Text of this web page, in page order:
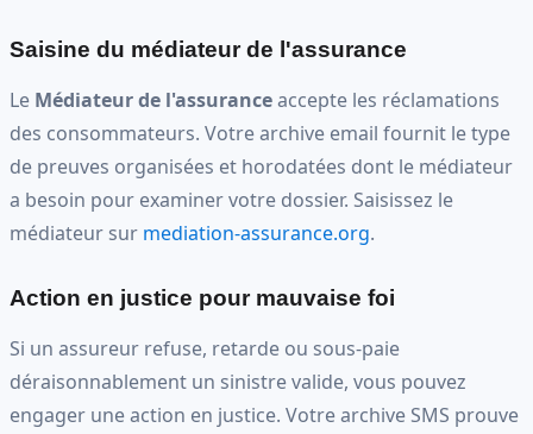
Saisine du médiateur de l'assurance
Le Médiateur de l'assuranceaccepte les réclamations
des consommateurs. Votre archive email fournit le type
de preuves organisées et horodatées dont le médiateur
a besoin pour examiner votre dossier. Saisissez le
médiateur sur mediation-assurance.org.
Action en justice pour mauvaise foi
Si un assureur refuse, retarde ou sous-paie
déraisonnablement un sinistre valide, vous pouvez
engager une action en justice. Votre archive SMS prouve